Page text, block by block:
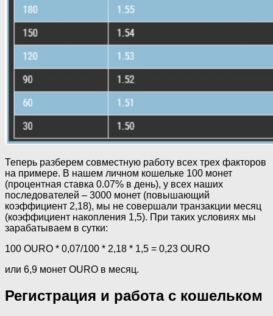
Теперь разберем совместную работу всех трех факторов
на примере. В нашем личном кошельке 100 монет
(процентная ставка 0.07% в день), у всех наших
последователей – 3000 монет (повышающий
коэффициент 2,18), мы не совершали транзакции месяц
(коэффициент накопления 1,5). При таких условиях мы
зарабатываем в сутки:
100 OURO * 0,07/100 * 2,18 * 1,5 = 0,23 OURO
или 6,9 монет OURO в месяц.
Регистрация и работа с кошельком